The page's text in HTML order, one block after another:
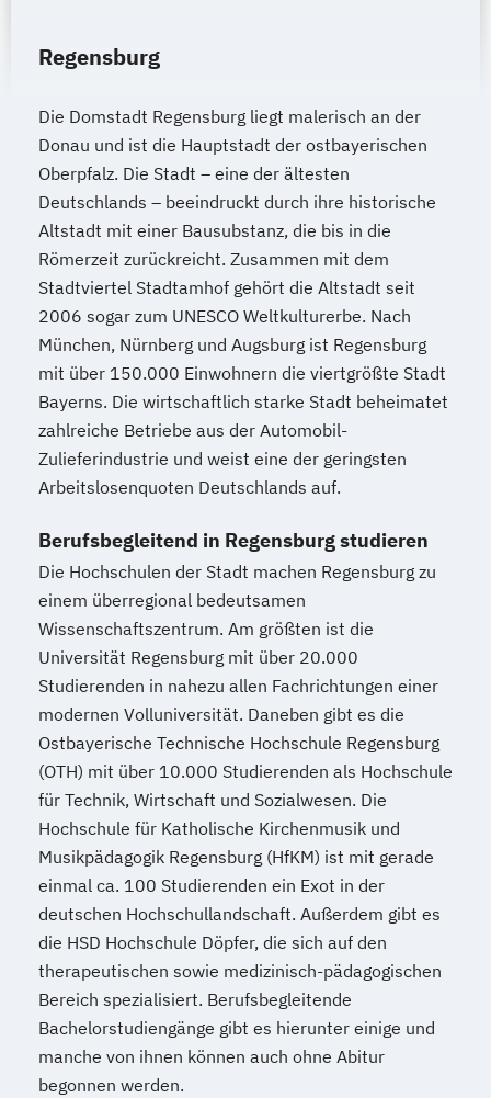
Regensburg
Die Domstadt Regensburg liegt malerisch an der
Donau und ist die Hauptstadt der ostbayerischen
Oberpfalz. Die Stadt – eine der ältesten
Deutschlands – beeindruckt durch ihre historische
Altstadt mit einer Bausubstanz, die bis in die
Römerzeit zurückreicht. Zusammen mit dem
Stadtviertel Stadtamhof gehört die Altstadt seit
2006 sogar zum UNESCO Weltkulturerbe. Nach
München, Nürnberg und Augsburg ist Regensburg
mit über 150.000 Einwohnern die viertgrößte Stadt
Bayerns. Die wirtschaftlich starke Stadt beheimatet
zahlreiche Betriebe aus der Automobil-
Zulieferindustrie und weist eine der geringsten
Arbeitslosenquoten Deutschlands auf.
Berufsbegleitend in Regensburg studieren
Die Hochschulen der Stadt machen Regensburg zu
einem überregional bedeutsamen
Wissenschaftszentrum. Am größten ist die
Universität Regensburg mit über 20.000
Studierenden in nahezu allen Fachrichtungen einer
modernen Volluniversität. Daneben gibt es die
Ostbayerische Technische Hochschule Regensburg
(OTH) mit über 10.000 Studierenden als Hochschule
für Technik, Wirtschaft und Sozialwesen. Die
Hochschule für Katholische Kirchenmusik und
Musikpädagogik Regensburg (HfKM) ist mit gerade
einmal ca. 100 Studierenden ein Exot in der
deutschen Hochschullandschaft. Außerdem gibt es
die HSD Hochschule Döpfer, die sich auf den
therapeutischen sowie medizinisch-pädagogischen
Bereich spezialisiert. Berufsbegleitende
Bachelorstudiengänge gibt es hierunter einige und
manche von ihnen können auch ohne Abitur
begonnen werden.